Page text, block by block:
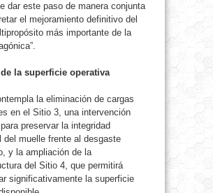
dar este paso de manera conjunta
el mejoramiento definitivo del
más importante de la
la superficie operativa
la eliminación de cargas
en el Sitio 3, una intervención
preservar la integridad
del muelle frente al desgaste
y la ampliación de la
del Sitio 4, que permitirá
significativamente la superficie